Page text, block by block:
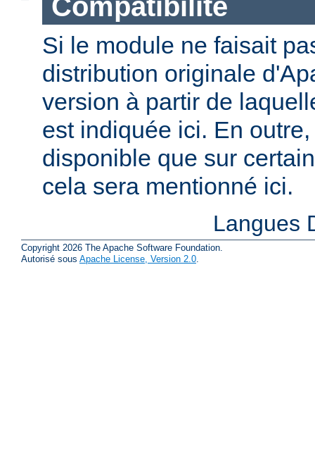
Si le module ne faisait
distribution originale
version à partir de
est indiquée ici. En
disponible que sur
cela sera mentionné ici.
Langues
Copyright 2026 The Apache Software Foundation.
Autorisé sous Apache License, Version 2.0